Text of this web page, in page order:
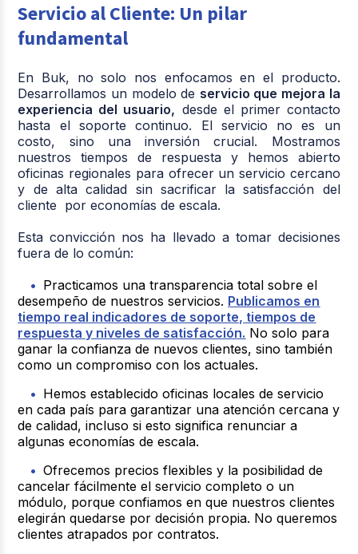
Servicio al Cliente: Un pilar
fundamental
En Buk, no solo nos enfocamos en el producto.
Desarrollamos un modelo de servicio que mejora la
experiencia del usuario, desde el primer contacto
hasta el soporte continuo. El servicio no es un
costo, sino una inversión crucial. Mostramos
nuestros tiempos de respuesta y hemos abierto
oficinas regionales para ofrecer un servicio cercano
y de alta calidad sin sacrificar la satisfacción del
cliente por economías de escala.
Esta convicción nos ha llevado a tomar decisiones
fuera de lo común:
Practicamos una transparencia total sobre el
desempeño de nuestros servicios. Publicamos en
tiempo real indicadores de soporte, tiempos de
respuesta y niveles de satisfacción. No solo para
ganar la confianza de nuevos clientes, sino también
como un compromiso con los actuales.
Hemos establecido oficinas locales de servicio
en cada país para garantizar una atención cercana y
de calidad, incluso si esto significa renunciar a
algunas economías de escala.
Ofrecemos precios flexibles y la posibilidad de
cancelar fácilmente el servicio completo o un
módulo, porque confiamos en que nuestros clientes
elegirán quedarse por decisión propia. No queremos
clientes atrapados por contratos.